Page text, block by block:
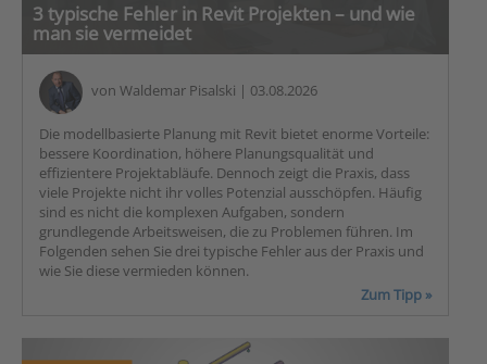
3 typische Fehler in Revit Projekten – und wie
man sie vermeidet
von Waldemar Pisalski | 03.08.2026
Die modellbasierte Planung mit Revit bietet enorme Vorteile:
bessere Koordination, höhere Planungsqualität und
effizientere Projektabläufe. Dennoch zeigt die Praxis, dass
viele Projekte nicht ihr volles Potenzial ausschöpfen. Häufig
sind es nicht die komplexen Aufgaben, sondern
grundlegende Arbeitsweisen, die zu Problemen führen. Im
Folgenden sehen Sie drei typische Fehler aus der Praxis und
wie Sie diese vermieden können.
Zum Tipp »